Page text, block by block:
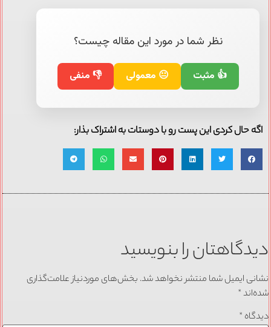
نظر شما در مورد این مقاله چیست؟
👍 مثبت 😐 معمولی 👎 منفی
اگه حال کردی این پست رو با دوستات به اشتراک بذار:
دیدگاهتان را بنویسید
نشانی ایمیل شما منتشر نخواهد شد. بخش‌های موردنیاز علامت‌گذاری
شده‌اند*
دیدگاه *